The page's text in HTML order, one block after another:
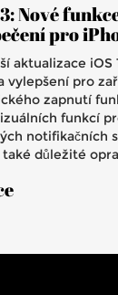
Nové
pro
aktualizace iOS
vylepšení pro
zapnutí
funkcí
notifikačních
důležité
se rychlá